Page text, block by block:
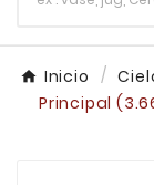
Inicio
Principal